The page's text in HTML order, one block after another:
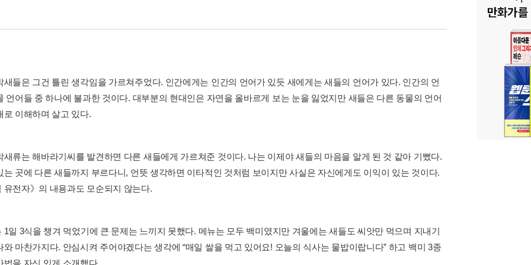
새들은 그건 틀린 생각임을 가르쳐주었다. 인간에게는 인간의 언어가 있듯 새에게는 새들의 언어가 있다. 인간의 언
언어들 중 하나에 불과한 것이다. 대부분의 현대인은 자연을 올바르게 보는 눈을 잃었지만 새들은 다른 동물의 언어
로 이해하며 살고 있다.
새류는 해바라기씨를 발견하면 다른 새들에게 가르쳐준 것이다. 나는 이제야 새들의 마음을 알게 된 것 같아 기뻤다.
는 곳에 다른 새들까지 부르다니, 언뜻 생각하면 이타적인 것처럼 보이지만 사실은 자신에게도 이익이 있는 것이다.
유전자》의 내용과도 모순되지 않는다.
1일 3식을 챙겨 먹었기에 큰 문제는 느끼지 못했다. 메뉴는 모두 백미였지만 겨울에는 새들도 씨앗만 먹으며 지내기
와 마찬가지다. 안심시켜 주어야겠다는 생각에 “매일 쌀을 먹고 있어요! 오늘의 식사는 물밥이랍니다” 하고 백미 3종
법을 자신 있게 소개했다.